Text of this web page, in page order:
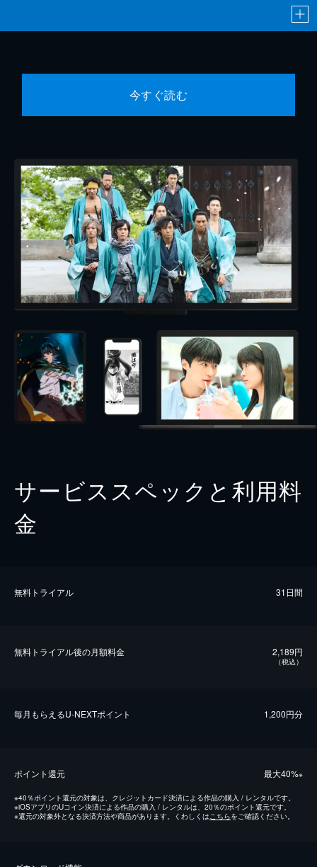
今すぐ読む
サービススペックと利用料
金
無料トライアル 31日間
無料トライアル後の⽉額料金 2,189円
（税込）
毎⽉もらえるU-NEXTポイント 1,200円分
ポイント還元 最⼤40%※
※40％ポイント還元の対象は、クレジットカード決済による作品の購入 / レンタルです。
※iOSアプリのUコイン決済による作品の購入 / レンタルは、20％のポイント還元です。
※還元の対象外となる決済方法や商品があります。くわしくはこちらをご確認ください。